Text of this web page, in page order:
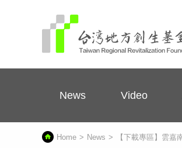
News Video
Home News 【下載專區】雲